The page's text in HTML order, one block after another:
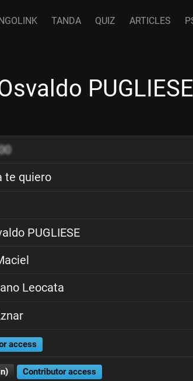
TANDA QUIZ ARTICLES
PUGLIESE
te quiero
PUGLIESE
Leocata
access
Contributor access